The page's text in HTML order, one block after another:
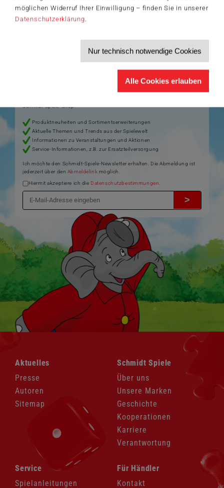
möglichen Widerruf Ihrer Einwilligung – finden Sie in unserer
Datenschutzerklärung.
Nur technisch notwendige Cookies
Alle Cookies erlauben
Hillenburg. Artwork by: Jisu Choi
Der Schmidt-Spiele-Newsletter
Jetzt anmelden und 5€ Willkommensrabatt sichern
Bleiben Sie auf dem Laufenden zu Neuheiten, Trends und aktuellen
Schmidt-Spiele-Shop.
Produktneuheiten und Sortimentserweiterungen
Aktuelle Themen und Trends aus der Spielewelt
Informationen zu Veranstaltungen und Aktionen
Service-Informationen, z.B. zur Ersatzteilversorgung
Ich möchte den Schmidt-Spiele-Newsletter erhalten. Die Abmeldung ist
jederzeit über den Abmeldelink möglich.
Hiermit akzeptiere ich die Datenschutzbestimmungen
>
überspringen
Aktuelles
Presse
Autoren
Sitemap
Navigation
überspringen
Schmidt Spiele
Über uns
Unsere Marken
Geschichte
Kooperationen
Karriere
Verantwortung
Navigation
überspringen
Service
Spielanleitungen
Navigation
überspringen
Für Händler
Kontakt